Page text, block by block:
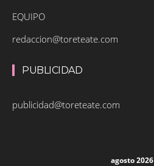
EQUIPO
redaccion@toreteate.com
PUBLICIDAD
publicidad@toreteate.com
agosto 2026